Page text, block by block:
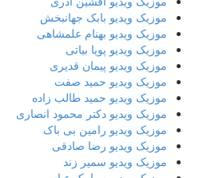
موزیک ویدیو بابک جهانبخش
موزیک ویدیو بهنام علمشاهی
موزیک ویدیو پویا بیاتی
موزیک ویدیو پیمان قدیری
موزیک ویدیو حمید صفت
موزیک ویدیو حمید طالب زاده
موزیک ویدیو دکتر محمود انصاری
موزیک ویدیو رامین بی باک
موزیک ویدیو رضا صادقی
موزیک ویدیو سمیر زند